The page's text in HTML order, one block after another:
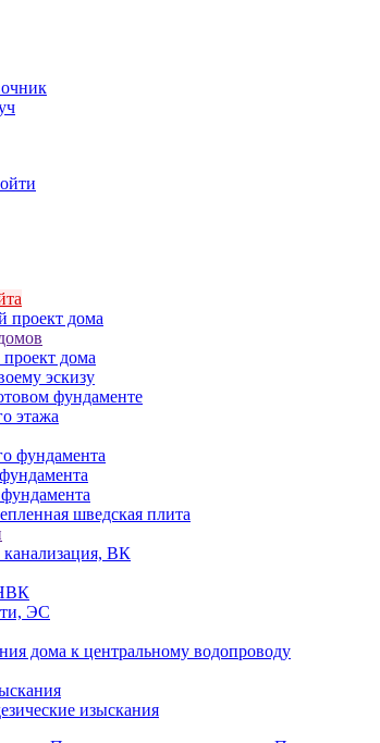
проект дома
дома
эскизу
фундаменте
этажа
фундамента
шведская плита
ВК
ЭС
дома к центральному водопроводу
изыскания